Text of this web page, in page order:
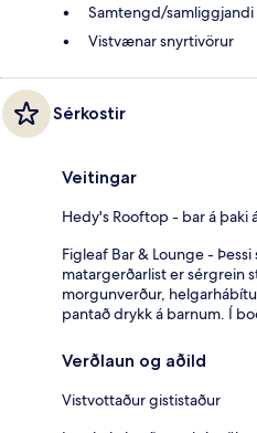
Samtengd/
Vistvænar snyrtivörur
Sérkostir
Veitingar
Hedy's Rooftop - bar á þaki
Figleaf Bar & Lounge -
matargerðarlist er sérgrein
morgunverður,
pantað drykk á barnum. Í
Verðlaun og aðild
Vistvottaður gististaður